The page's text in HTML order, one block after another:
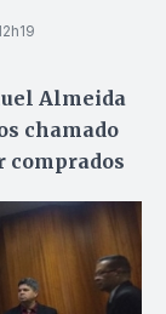
Almeida
chamado
comprados